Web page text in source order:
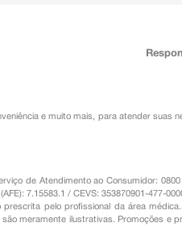
e muito mais, para atender suas
de Atendimento ao Consumidor:
7.15583.1 / CEVS: 353870901-477-
pelo profissional da área
meramente ilustrativas. Promoções e